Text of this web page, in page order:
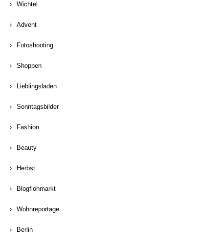
Wichtel
Advent
Fotoshooting
Shoppen
Lieblingsladen
Sonntagsbilder
Fashion
Beauty
Herbst
Blogflohmarkt
Wohnreportage
Berlin